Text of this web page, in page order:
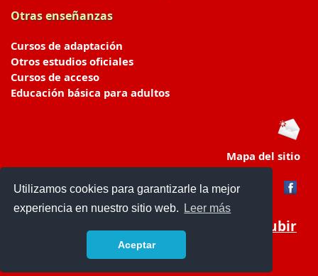
Utilizamos cookies para garantizarle la mejor
experiencia en nuestro sitio web.
Leer más
Aceptar
Otras enseñanzas
Cursos de adaptación
Otros estudios oficiales
Cursos de acceso
Educación básica para adultos
Mapa del sitio
Subir